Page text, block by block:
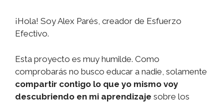
¡Hola! Soy Alex Parés, creador de Esfuerzo
Efectivo.
Esta proyecto es muy humilde. Como
comprobarás no busco educar a nadie, solamente
compartir contigo lo que yo mismo voy
descubriendo en mi aprendizaje sobre los